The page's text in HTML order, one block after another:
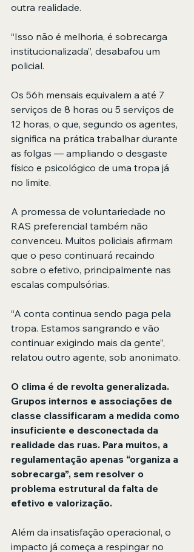
outra realidade.
“Isso não é melhoria, é sobrecarga
institucionalizada”, desabafou um
policial.
Os 56h mensais equivalem a até 7
serviços de 8 horas ou 5 serviços de
12 horas, o que, segundo os agentes,
significa na prática trabalhar durante
as folgas — ampliando o desgaste
físico e psicológico de uma tropa já
no limite.
A promessa de voluntariedade no
RAS preferencial também não
convenceu. Muitos policiais afirmam
que o peso continuará recaindo
sobre o efetivo, principalmente nas
escalas compulsórias.
“A conta continua sendo paga pela
tropa. Estamos sangrando e vão
continuar exigindo mais da gente”,
relatou outro agente, sob anonimato.
O clima é de revolta generalizada.
Grupos internos e associações de
classe classificaram a medida como
insuficiente e desconectada da
realidade das ruas. Para muitos, a
regulamentação apenas “organiza a
sobrecarga”, sem resolver o
problema estrutural da falta de
efetivo e valorização.
Além da insatisfação operacional, o
impacto já começa a respingar no